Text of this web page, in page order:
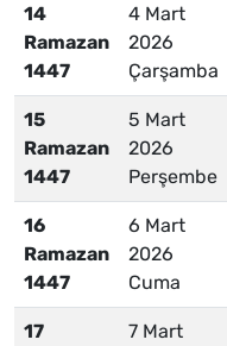
14
Ramazan
1447
4 Mart
2026
Çarşamba
15
Ramazan
1447
5 Mart
2026
Perşembe
16
Ramazan
1447
6 Mart
2026
Cuma
17
7 Mart